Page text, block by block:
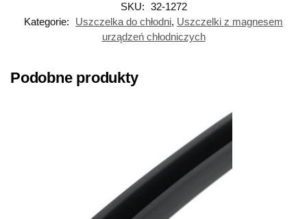
SKU: 32-1272
Kategorie:
Uszczelka do chłodni, Uszczelki z magnesem
urządzeń chłodniczych
Podobne produkty